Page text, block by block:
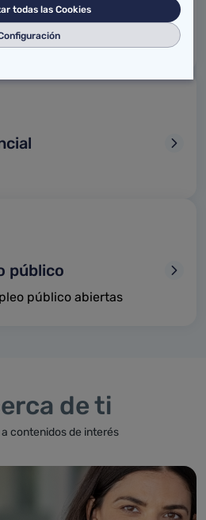
para empresas
público
público abiertas
de ti
contenidos de interés
todas las Cookies